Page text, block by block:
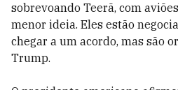
sobrevoando Teerã, com
menor ideia. Eles estão
chegar a um acordo, mas são
Trump.